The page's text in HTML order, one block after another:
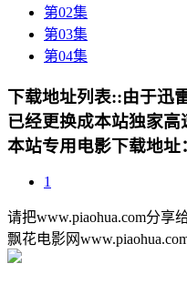
第02集
第03集
第04集
下载地址列表::由于迅
已经更换成本站独家
本站专用电影下载地址
1
请把www.piaohua.com分享
飘花电影网